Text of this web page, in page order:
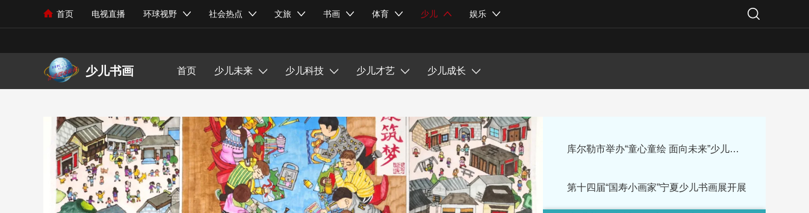
首页 电视直播 环球视野 社会热点 文旅 书画 体育 少儿 娱乐
世界旅行 观察视点 旅游文化 国际新闻 外交视界
热点新闻 政策政令 社会现象 民生关注
芳华在线 中华文化 美食探索 文化遗产 旅游攻略 乡村振兴
书画教育 艺术市场 绘画艺术 书法赏析
中华功夫 体育健身 体育动态 环球体育
少儿未来 少儿科技 少儿才艺 少儿成长
综艺娱乐 音乐风尚 影视资讯 明星动态
少儿书画 首页 少儿未来 少儿科技 少儿才艺 少儿成长
能力培养 少儿书画 成长故事
库尔勒市举办“童心童绘 面向未来”少儿书画作品展
第十四届“国寿小画家”宁夏少儿书画展开展